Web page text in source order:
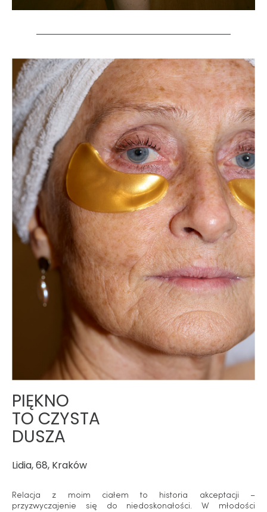
PIĘKNO
TO CZYSTA
DUSZA
Lidia, 68, Kraków
Relacja z moim ciałem to historia akceptacji –
przyzwyczajenie się do niedoskonałości. W młodości